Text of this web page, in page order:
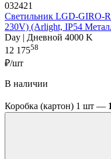
032421
Светильник LGD-GIRO-
230V) (Arlight, IP54
Day | Дневной 4000 K
12 17558
₽/шт
В наличии
Коробка (картон) 1 шт —